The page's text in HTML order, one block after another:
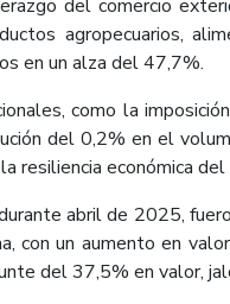
del comercio
agropecuarios,
en un alza del 47,7%.
como la
del 0,2% en el
resiliencia económica del
abril de 2025,
con un aumento en
del 37,5% en valor,